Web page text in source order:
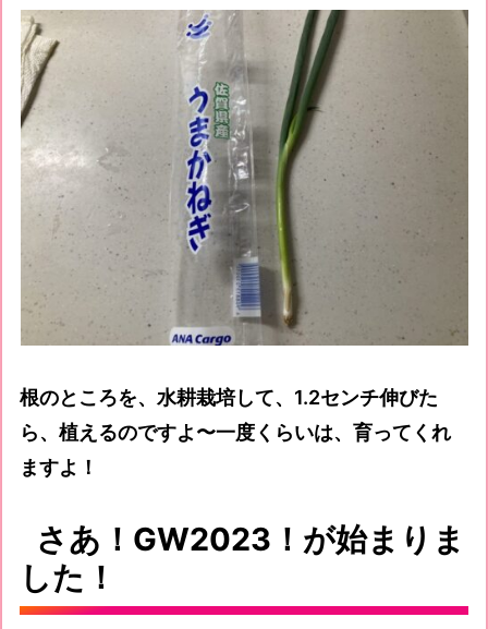
根のところを、水耕栽培して、1.2センチ伸びた
ら、植えるのですよ〜一度くらいは、育ってくれ
ますよ！
さあ！GW2023！が始まりま
した！